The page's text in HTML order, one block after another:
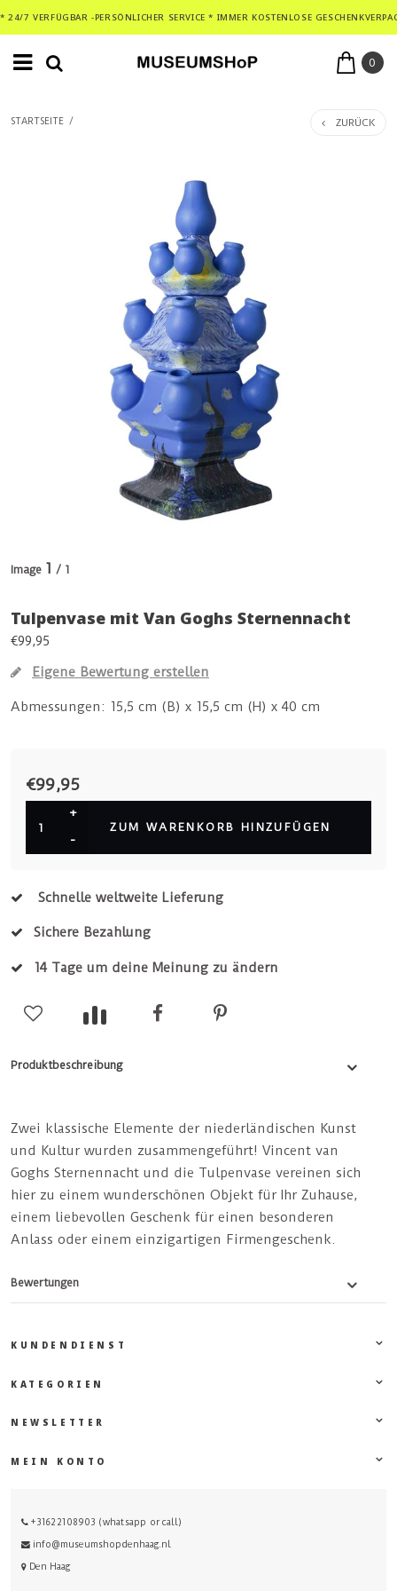
* 24/7 VERFÜGBAR -PERSÖNLICHER SERVICE * IMMER KOSTENLOSE
0
STARTSEITE / ZURÜCK
Image 1 / 1
Tulpenvase mit Van Goghs Sternennacht
€99,95
Eigene Bewertung erstellen
Abmessungen: 15,5 cm (B) x 15,5 cm (H) x 40 cm
€99,95
+
-
ZUM WARENKORB HINZUFÜGEN
Schnelle weltweite Lieferung
Sichere Bezahlung
14 Tage um deine Meinung zu ändern
Produktbeschreibung
Zwei klassische Elemente der niederländischen Kunst
und Kultur wurden zusammengeführt! Vincent van
Goghs Sternennacht und die Tulpenvase vereinen sich
hier zu einem wunderschönen Objekt für Ihr Zuhause,
einem liebevollen Geschenk für einen besonderen
Anlass oder einem einzigartigen Firmengeschenk.
Bewertungen
KUNDENDIENST
KATEGORIEN
NEWSLETTER
MEIN KONTO
+31622108903 (whatsapp or call)
info@museumshopdenhaag.nl
Den Haag